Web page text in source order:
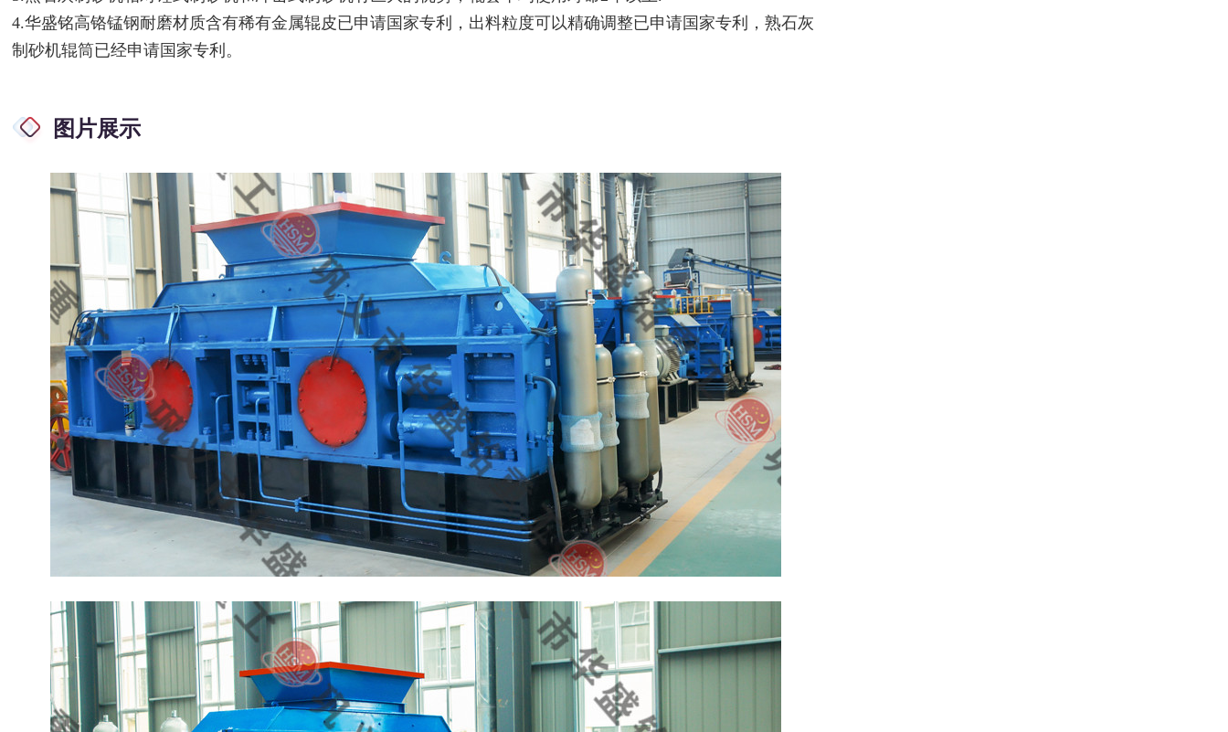
4.华盛铭高铬锰钢耐磨材质含有稀有金属辊皮已申请国家专利，出料粒度可以精确调整已申请国家专利，熟石灰
制砂机辊筒已经申请国家专利。
图片展示